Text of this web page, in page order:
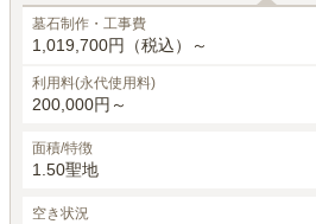
墓石制作・工事費
1,019,700円（税込）～
利用料(永代使用料)
200,000円～
面積/特徴
1.50聖地
空き状況